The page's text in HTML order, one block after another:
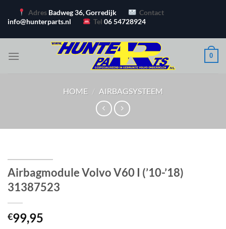
naar
Adres Badweg 36, Gorredijk
Contact
info@hunterparts.nl
Tel06 54728924
0
HOME / AIRBAGSYSTEEM
Airbagmodule Volvo V60 I (’10-’18)
31387523
€99,95